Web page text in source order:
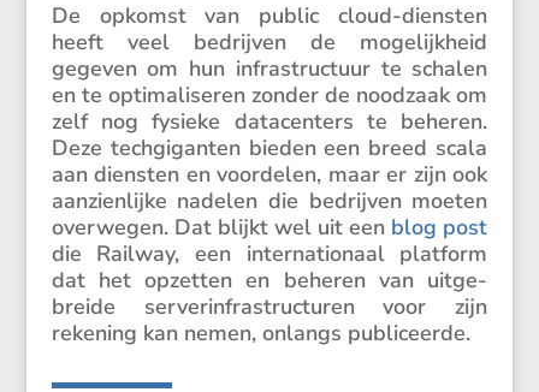
De opkomst van public cloud-diensten
heeft veel bedrijven de mogelijk­heid
gegeven om hun infra­struc­tuur te schalen
en te optima­li­seren zonder de noodzaak om
zelf nog fysieke datacen­ters te beheren.
Deze techgi­ganten bieden een breed scala
aan diensten en voordelen, maar er zijn ook
aanzien­lijke nadelen die bedrijven moeten
overwegen. Dat blijkt wel uit een blog post
die Railway, een inter­na­ti­o­naal platform
dat het opzetten en beheren van uitge­
breide server­in­fra­struc­turen voor zijn
rekening kan nemen, onlangs publiceerde.